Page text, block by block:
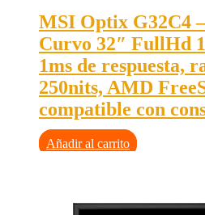
MSI Optix G32C4
Curvo 32″ FullHd
1ms de respuesta,
250nits, AMD
compatible con
Añadir al carrito